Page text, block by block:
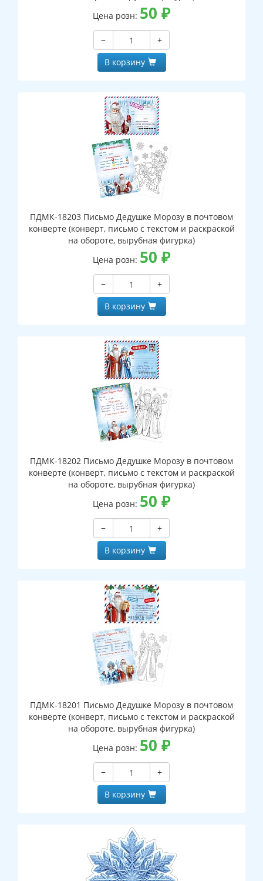
Цена розн: 50 ₽
−
+
В корзину
ПДМК-18203 Письмо Дедушке Морозу в почтовом
конверте (конверт, письмо с текстом и раскраской
на обороте, вырубная фигурка)
Цена розн: 50 ₽
−
+
В корзину
ПДМК-18202 Письмо Дедушке Морозу в почтовом
конверте (конверт, письмо с текстом и раскраской
на обороте, вырубная фигурка)
Цена розн: 50 ₽
−
+
В корзину
ПДМК-18201 Письмо Дедушке Морозу в почтовом
конверте (конверт, письмо с текстом и раскраской
на обороте, вырубная фигурка)
Цена розн: 50 ₽
−
+
В корзину